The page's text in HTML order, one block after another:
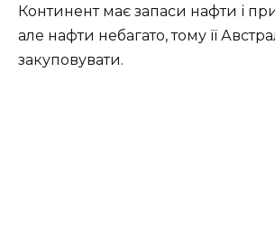
Континент має запаси нафти і
але нафти небагато, тому її
закуповувати.